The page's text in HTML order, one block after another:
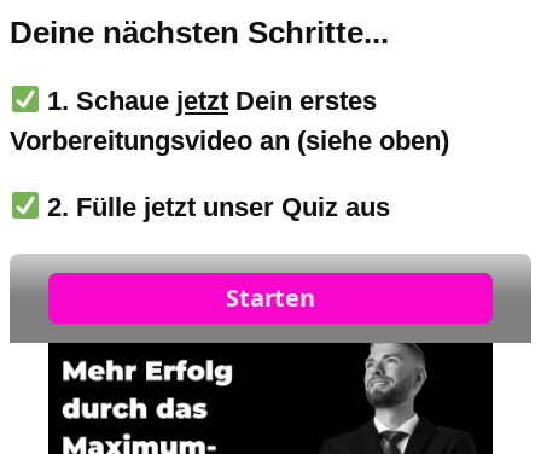
Deine nächsten Schritte...
1. Schaue jetzt Dein erstes
Vorbereitungsvideo an (siehe oben)
2. Fülle jetzt unser Quiz aus